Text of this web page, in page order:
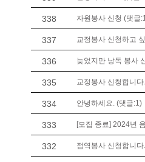
338 자원봉사 신청 (댓글
337 교정봉사 신청하고
336 늦었지만 낭독 봉사
335 교정봉사 신청합니
334 안녕하세요. (댓글:1)
333 [모집 종료] 2024년
332 점역봉사 신청합니다.